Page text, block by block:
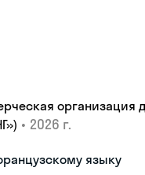
организация
• 2026 г.
языку